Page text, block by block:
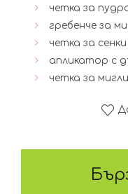
четка за
гребенче за
четка за сенки
апликатор с
четка за мигли